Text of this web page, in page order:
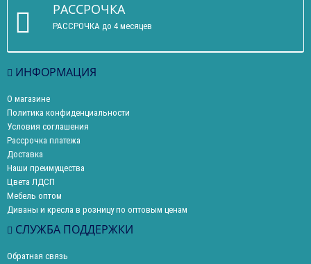
РАССРОЧКА
РАССРОЧКА до 4 месяцев
ИНФОРМАЦИЯ
О магазине
Политика конфиденциальности
Условия соглашения
Рассрочка платежа
Доставка
Наши преимущества
Цвета ЛДСП
Мебель оптом
Диваны и кресла в розницу по оптовым ценам
СЛУЖБА ПОДДЕРЖКИ
Обратная связь